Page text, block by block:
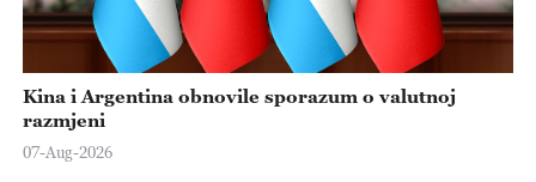
Kina i Argentina obnovile sporazum o valutnoj
razmjeni
07-Aug-2026